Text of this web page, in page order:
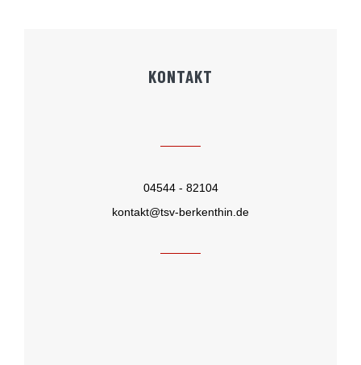
KONTAKT
04544 - 82104
kontakt@tsv-berkenthin.de